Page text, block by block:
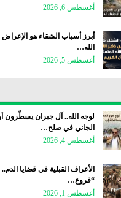
أغسطس 6, 2026
أبرز أسباب الشقاء هو
الله…
أغسطس 5, 2026
لوجه الله.. آل جبران يسطّرون
الجاني في صلح…
أغسطس 4, 2026
الأعراف القبلية في قضايا
“فروع…
أغسطس 1, 2026